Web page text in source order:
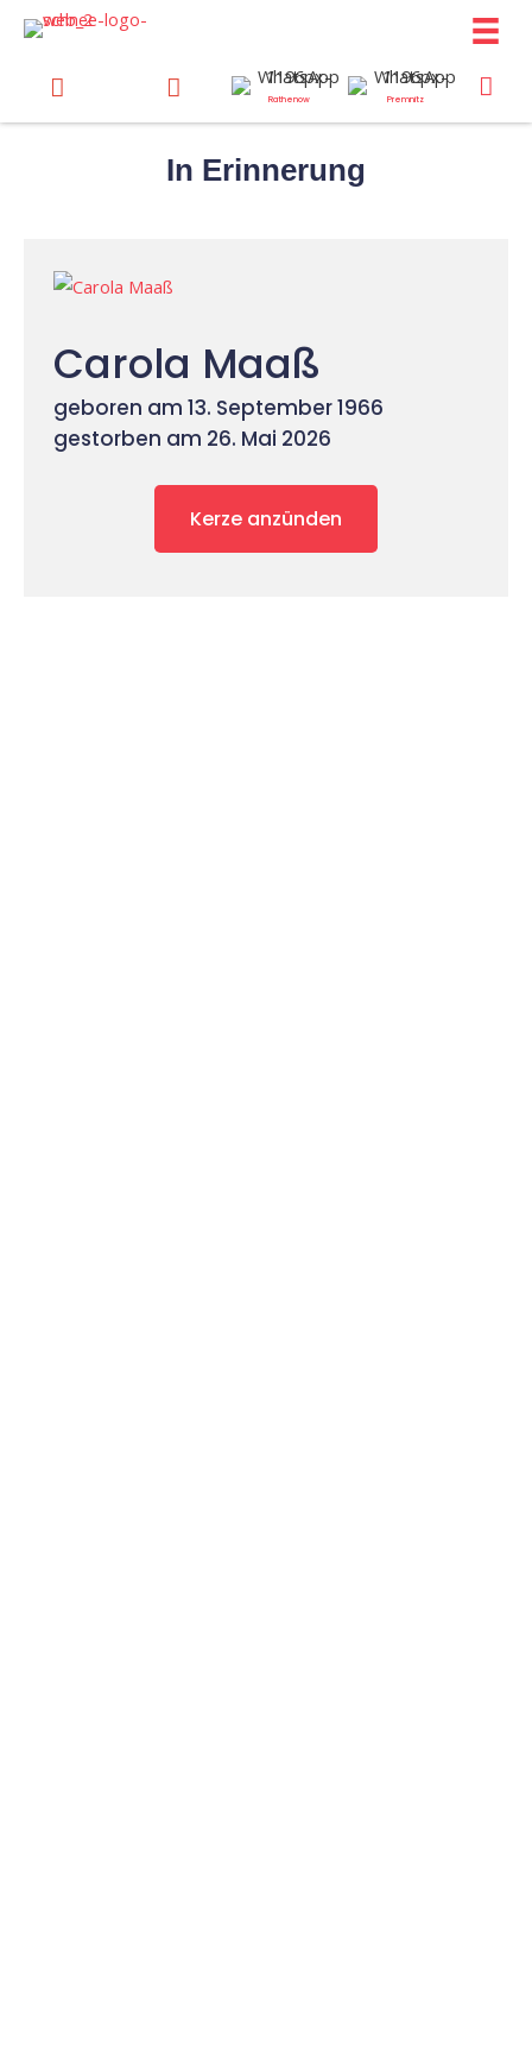
Zum
Inhalt
springen
Rathenow Premnitz
In Erinnerung
Carola Maaß
geboren am 13. September 1966
gestorben am 26. Mai 2026
Kerze anzünden